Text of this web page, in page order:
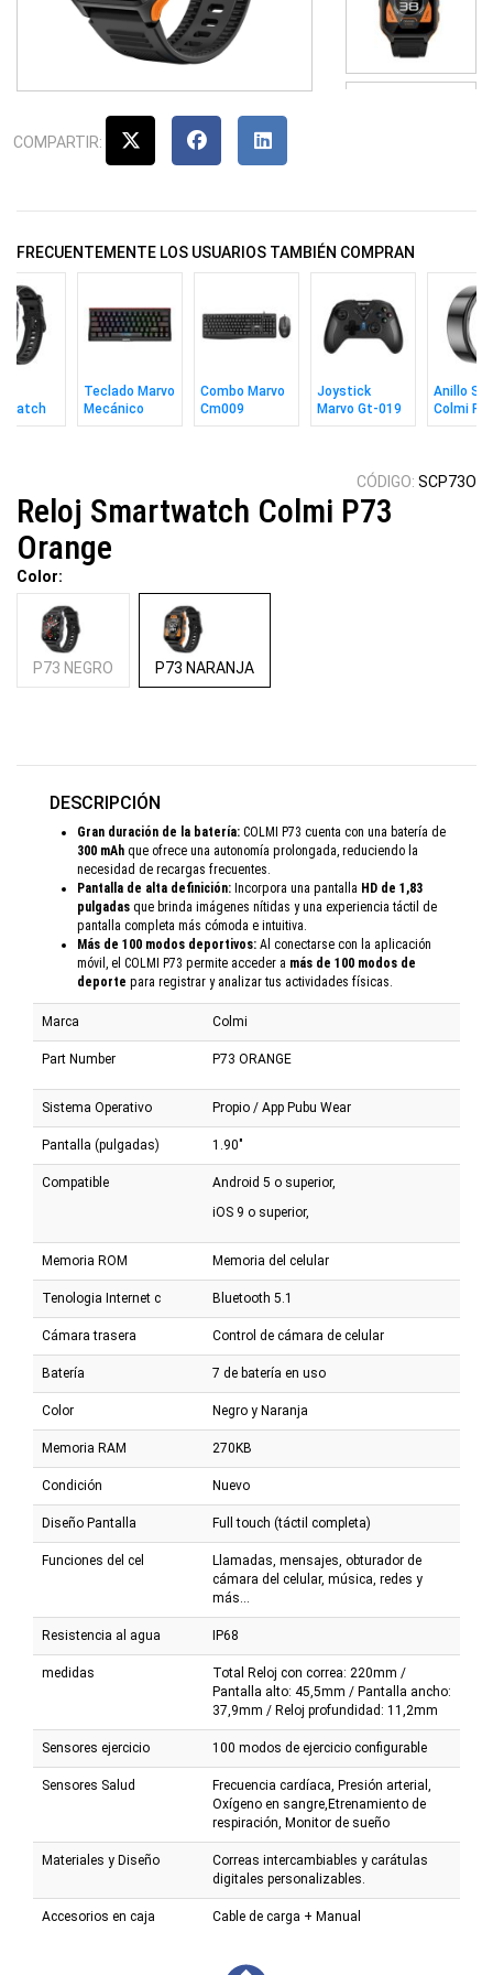
COMPARTIR:
FRECUENTEMENTE LOS USUARIOS TAMBIÉN COMPRAN
P73
Teclado Marvo
Mecánico
Kg962w 60%
Combo Marvo
Cm009
Teclado +
Joystick
Marvo Gt-019
Pacto 40
Anillo
Colmi
Black
CÓDIGO: SCP73O
Reloj Smartwatch Colmi P73
Orange
Color:
P73 NEGRO P73 NARANJA
DESCRIPCIÓN
Gran duración de la batería: COLMI P73 cuenta con una batería de
300 mAh que ofrece una autonomía prolongada, reduciendo la
necesidad de recargas frecuentes.
Pantalla de alta definición: Incorpora una pantalla HD de 1,83
pulgadas que brinda imágenes nítidas y una experiencia táctil de
pantalla completa más cómoda e intuitiva.
Más de 100 modos deportivos: Al conectarse con la aplicación
móvil, el COLMI P73 permite acceder a más de 100 modos de
deporte para registrar y analizar tus actividades físicas.
Marca Colmi
Part Number P73 ORANGE
Sistema Operativo Propio / App Pubu Wear
Pantalla (pulgadas) 1.90"
Compatible
Android 5 o superior,
iOS 9 o superior,
Memoria ROM Memoria del celular
Tenologia Internet c Bluetooth 5.1
Cámara trasera Control de cámara de celular
Batería 7 de batería en uso
Color Negro y Naranja
Memoria RAM 270KB
Condición Nuevo
Diseño Pantalla Full touch (táctil completa)
Funciones del cel
Llamadas, mensajes, obturador de
cámara del celular, música, redes y
más...
Resistencia al agua IP68
medidas
Total Reloj con correa: 220mm /
Pantalla alto: 45,5mm / Pantalla ancho:
37,9mm / Reloj profundidad: 11,2mm
Sensores ejercicio 100 modos de ejercicio configurable
Sensores Salud
Frecuencia cardíaca, Presión arterial,
Oxígeno en sangre,Etrenamiento de
respiración, Monitor de sueño
Materiales y Diseño
Correas intercambiables y carátulas
digitales personalizables.
Accesorios en caja Cable de carga + Manual